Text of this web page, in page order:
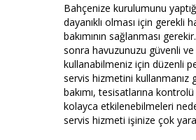
Bahçenize kurulumunu
dayanıklı olması için gerekli
bakımının sağlanması
sonra havuzunuzu güvenli
kullanabilmeniz için düzenli
servis hizmetini kullanmanız
bakımı, tesisatlarına
kolayca etkilenebilmeleri
servis hizmeti işinize çok